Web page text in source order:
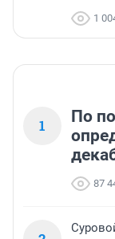
1
1
По
87